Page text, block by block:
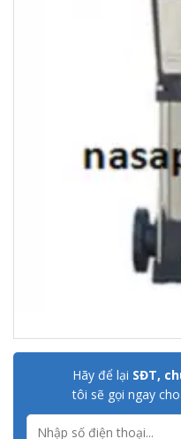
Hãy để lại SĐT,
tôi sẽ gọi ngay